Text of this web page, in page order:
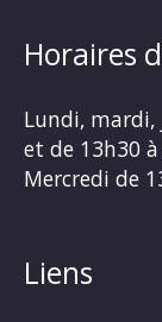
Horaires
Lundi, mardi,
et de 13h30
Mercredi de
Liens